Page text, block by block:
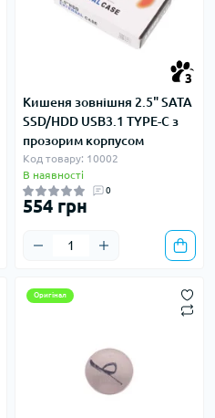
3
Кишеня зовнішня 2.5" SATA
SSD/HDD USB3.1 TYPE-C з
прозорим корпусом
Код товару: 10002
В наявності
0
554 грн
Оригінал